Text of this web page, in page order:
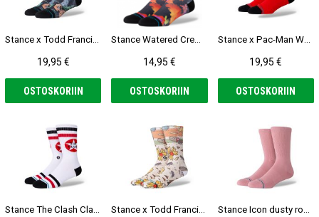
Stance x Todd Francis Just Flocked Sukat
19,95 €
OSTOSKORIIN
Stance Watered Crew Sukat
14,95 €
OSTOSKORIIN
Stance x Pac-Man Waka Waka Waka red Sukat
19,95 €
OSTOSKORIIN